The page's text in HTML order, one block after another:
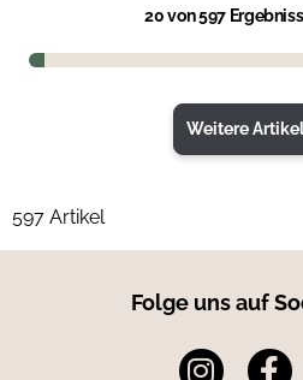
20von 597
Weitere
597 Artikel
Folge uns auf